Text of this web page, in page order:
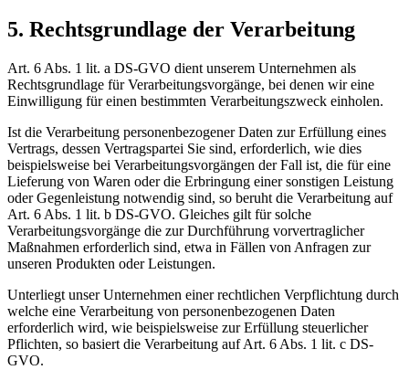
5. Rechtsgrundlage der Verarbeitung
Art. 6 Abs. 1 lit. a DS-GVO dient unserem Unternehmen als
Rechtsgrundlage für Verarbeitungsvorgänge, bei denen wir eine
Einwilligung für einen bestimmten Verarbeitungszweck einholen.
Ist die Verarbeitung personenbezogener Daten zur Erfüllung eines
Vertrags, dessen Vertragspartei Sie sind, erforderlich, wie dies
beispielsweise bei Verarbeitungsvorgängen der Fall ist, die für eine
Lieferung von Waren oder die Erbringung einer sonstigen Leistung
oder Gegenleistung notwendig sind, so beruht die Verarbeitung auf
Art. 6 Abs. 1 lit. b DS-GVO. Gleiches gilt für solche
Verarbeitungsvorgänge die zur Durchführung vorvertraglicher
Maßnahmen erforderlich sind, etwa in Fällen von Anfragen zur
unseren Produkten oder Leistungen.
Unterliegt unser Unternehmen einer rechtlichen Verpflichtung durch
welche eine Verarbeitung von personenbezogenen Daten
erforderlich wird, wie beispielsweise zur Erfüllung steuerlicher
Pflichten, so basiert die Verarbeitung auf Art. 6 Abs. 1 lit. c DS-
GVO.